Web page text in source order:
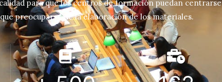
para que los centros de formación puedan centrarse
preocuparse de la elaboración de los materiales.